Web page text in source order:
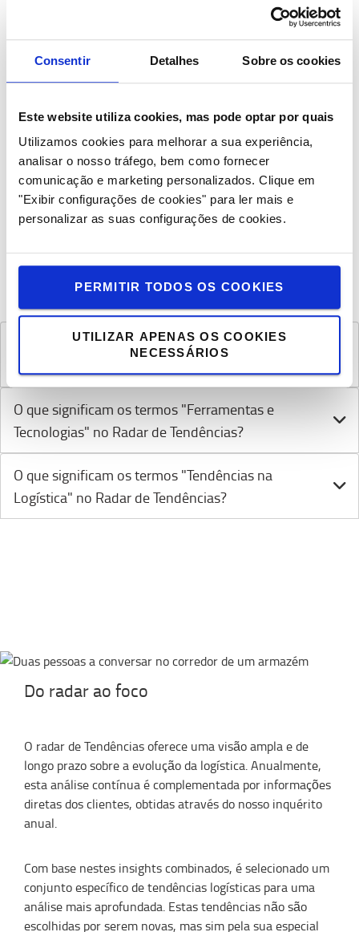
Consentir Detalhes Sobre os cookies
Este website utiliza cookies, mas pode optar por quais
Utilizamos cookies para melhorar a sua experiência,
analisar o nosso tráfego, bem como fornecer
comunicação e marketing personalizados. Clique em
"Exibir configurações de cookies" para ler mais e
personalizar as suas configurações de cookies.
PERMITIR TODOS OS COOKIES
UTILIZAR APENAS OS COOKIES
NECESSÁRIOS
concretas nas operações logísticas. Impactam a forma
como as mercadorias são armazenadas e movimentadas,
como a visibilidade e a resiliência são estruturadas, como
logísticos.
É neste contexto que as tendências logísticas ganham
forma. Não como conceitos abstratos, mas
como respostas práticas aos desafiose às expectativas
enfrentados pelas organizações em toda a cadeia de
nosso radar.
O que significam os termos "Fatores externos" no
O que significam os termos "Ferramentas e
Tecnologias" no Radar de Tendências?
O que significam os termos "Tendências na
Logística" no Radar de Tendências?
Do radar ao foco
O radar de Tendências oferece uma visão ampla e de
longo prazo sobre a evolução da logística. Anualmente,
esta análise contínua é complementada por informações
diretas dos clientes, obtidas através do nosso inquérito
anual.
Com base nestes insights combinados, é selecionado um
conjunto específico de tendências logísticas para uma
análise mais aprofundada. Estas tendências não são
escolhidas por serem novas, mas sim pela sua especial